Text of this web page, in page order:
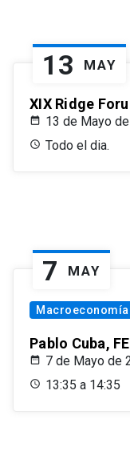
13 MAY
XIX Ridge
13 de Mayo
Todo el dia.
7 MAY
Macroeconomía
Pablo Cuba,
7 de Mayo de
13:35 a 14:35